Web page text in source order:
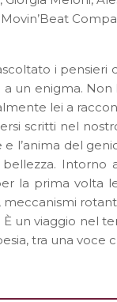
i pensieri
a un enigma.
lei a
scritti nel
l’anima del
Intorno
la prima volta
meccanismi
un viaggio nel
tra una